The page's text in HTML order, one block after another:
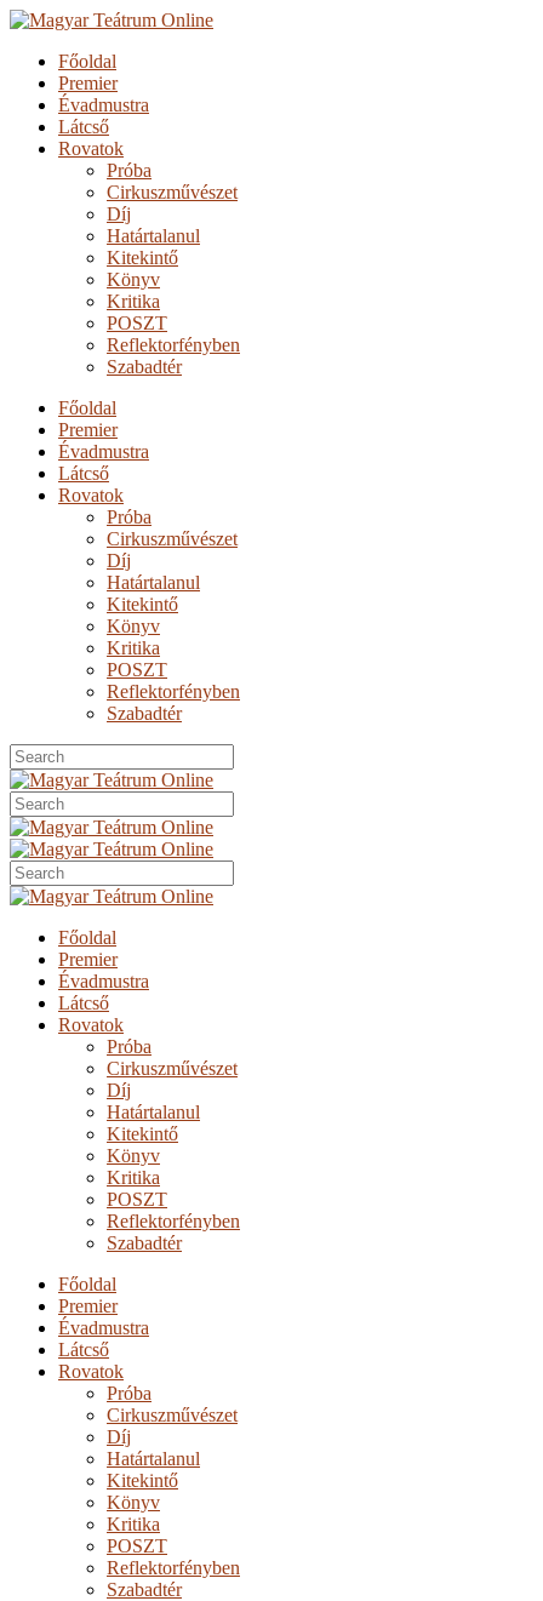
Főoldal
Premier
Évadmustra
Látcső
Rovatok
Próba
Cirkuszművészet
Díj
Határtalanul
Kitekintő
Könyv
Kritika
POSZT
Reflektorfényben
Szabadtér
Főoldal
Premier
Évadmustra
Látcső
Rovatok
Próba
Cirkuszművészet
Díj
Határtalanul
Kitekintő
Könyv
Kritika
POSZT
Reflektorfényben
Szabadtér
Főoldal
Premier
Évadmustra
Látcső
Rovatok
Próba
Cirkuszművészet
Díj
Határtalanul
Kitekintő
Könyv
Kritika
POSZT
Reflektorfényben
Szabadtér
Főoldal
Premier
Évadmustra
Látcső
Rovatok
Próba
Cirkuszművészet
Díj
Határtalanul
Kitekintő
Könyv
Kritika
POSZT
Reflektorfényben
Szabadtér